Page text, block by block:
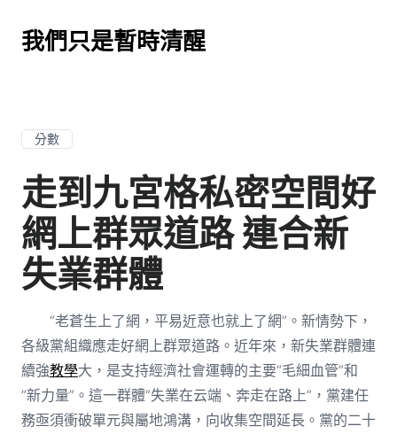
我們只是暫時清醒
分數
走到九宮格私密空間好
網上群眾道路 連合新
失業群體
“老蒼生上了網，平易近意也就上了網”。新情勢下，
各級黨組織應走好網上群眾道路。近年來，新失業群體連
續強教學大，是支持經濟社會運轉的主要“毛細血管”和
“新力量”。這一群體“失業在云端、奔走在路上”，黨建任
務亟須衝破單元與屬地鴻溝，向收集空間延長。黨的二十